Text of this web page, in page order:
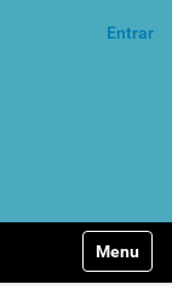
Entrar
Toggle